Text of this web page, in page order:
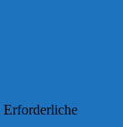
Erforderliche